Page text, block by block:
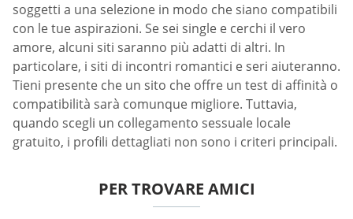
soggetti a una selezione in modo che siano compatibili
con le tue aspirazioni. Se sei single e cerchi il vero
amore, alcuni siti saranno più adatti di altri. In
particolare, i siti di incontri romantici e seri aiuteranno.
Tieni presente che un sito che offre un test di affinità o
compatibilità sarà comunque migliore. Tuttavia,
quando scegli un collegamento sessuale locale
gratuito, i profili dettagliati non sono i criteri principali.
PER TROVARE AMICI